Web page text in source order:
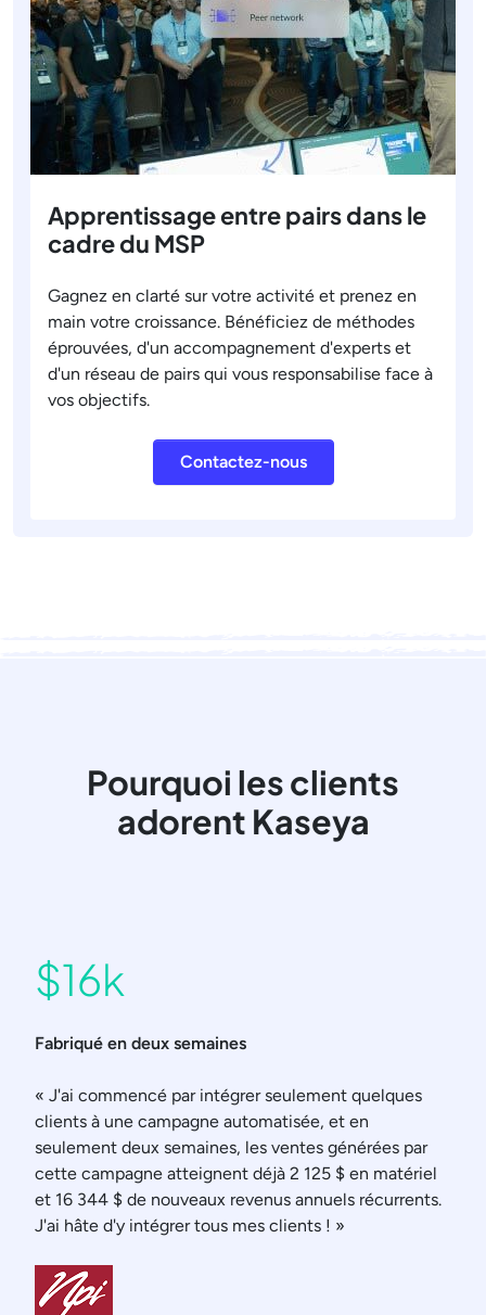
Apprentissage entre pairs dans le
cadre du MSP
Gagnez en clarté sur votre activité et prenez en
main votre croissance. Bénéficiez de méthodes
éprouvées, d'un accompagnement d'experts et
d'un réseau de pairs qui vous responsabilise face à
vos objectifs.
Contactez-nous
Pourquoi les clients
adorent Kaseya
$16k
Fabriqué en deux semaines
« J'ai commencé par intégrer seulement quelques
clients à une campagne automatisée, et en
seulement deux semaines, les ventes générées par
cette campagne atteignent déjà 2 125 $ en matériel
et 16 344 $ de nouveaux revenus annuels récurrents.
J'ai hâte d'y intégrer tous mes clients ! »